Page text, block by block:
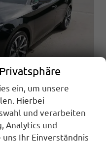
ein, um unsere
Hierbei
und verarbeiten
Analytics und
uns Ihr Einverständnis